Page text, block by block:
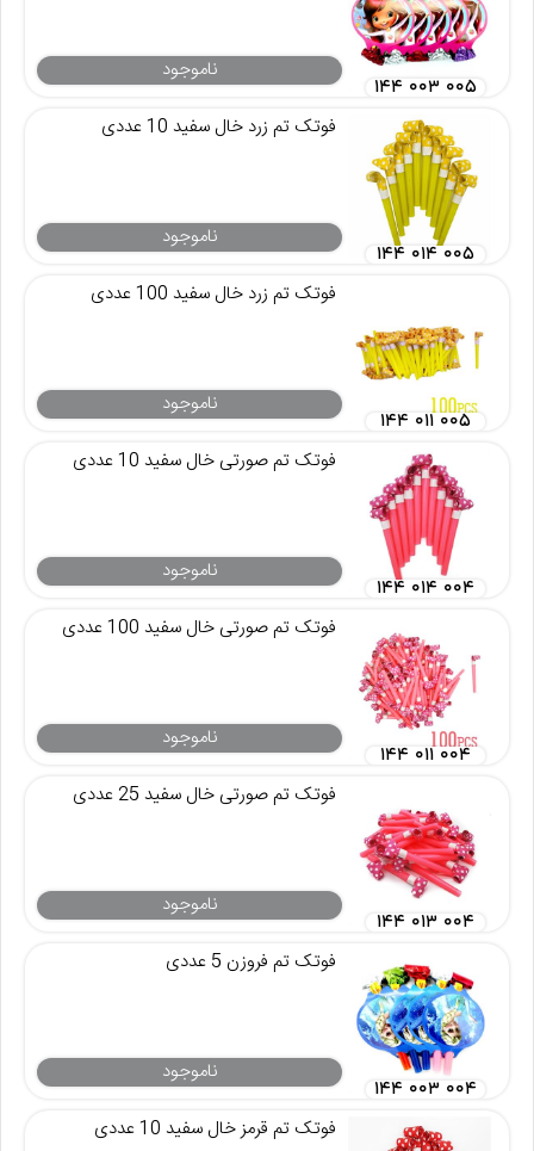
ناموجود
۱۴۴ ۰۰۳ ۰۰۵
فوتک تم زرد خال سفید 10 عددی
ناموجود
۱۴۴ ۰۱۴ ۰۰۵
فوتک تم زرد خال سفید 100 عددی
ناموجود
۱۴۴ ۰۱۱ ۰۰۵
فوتک تم صورتی خال سفید 10 عددی
ناموجود
۱۴۴ ۰۱۴ ۰۰۴
فوتک تم صورتی خال سفید 100 عددی
ناموجود
۱۴۴ ۰۱۱ ۰۰۴
فوتک تم صورتی خال سفید 25 عددی
ناموجود
۱۴۴ ۰۱۳ ۰۰۴
فوتک تم فروزن 5 عددی
ناموجود
۱۴۴ ۰۰۳ ۰۰۴
فوتک تم قرمز خال سفید 10 عددی